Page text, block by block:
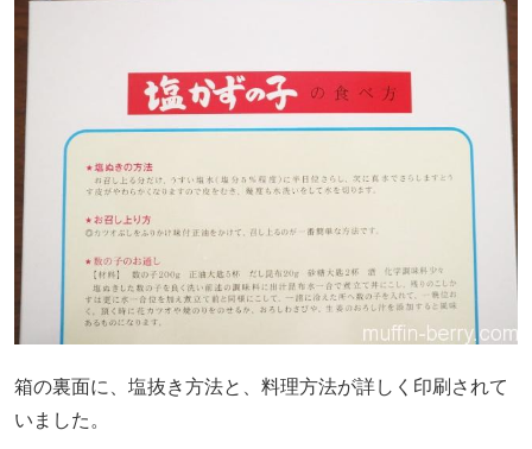
箱の裏面に、塩抜き方法と、料理方法が詳しく印刷されて
いました。